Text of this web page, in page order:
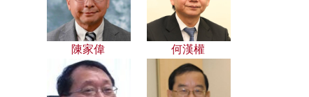
陳家偉 何漢權